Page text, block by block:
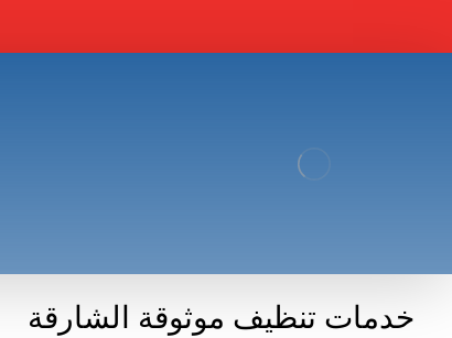
خدمات تنظيف موثوقة الشارقة